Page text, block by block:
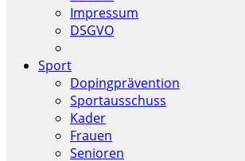
Impressum
DSGVO
Sport
Dopingprävention
Sportausschuss
Kader
Frauen
Senioren